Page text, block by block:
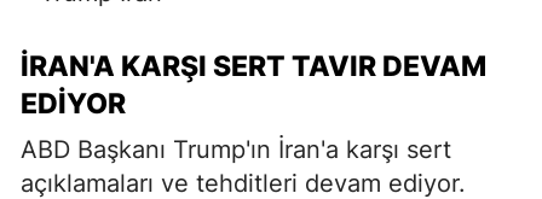
İRAN'A KARŞI SERT TAVIR DEVAM
EDIYOR
ABD Başkanı Trump'ın İran'a karşı sert
açıklamaları ve tehditleri devam ediyor.